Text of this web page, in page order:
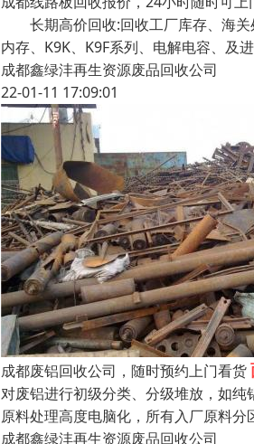
长期高价回收:回收工厂库存、海关
内存、K9K、K9F系列、电解电容、及
成都鑫绿沣再生资源废品回收公司
22-01-11 17:09:01
成都废铝回收公司，随时预约上门看货
对废铝进行初级分类、分级堆放，如
原料处理高度电脑化，所有入厂原料
成都鑫绿沣再生资源废品回收公司